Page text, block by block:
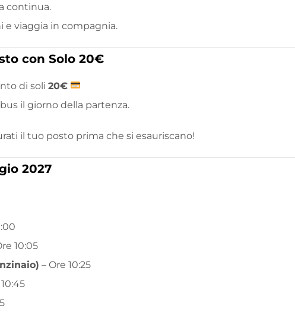
continua.
e viaggia in compagnia.
con Solo 20€
di soli 20€
il giorno della partenza.
il tuo posto prima che si esauriscano!
2027
10:05
– Ore 10:25